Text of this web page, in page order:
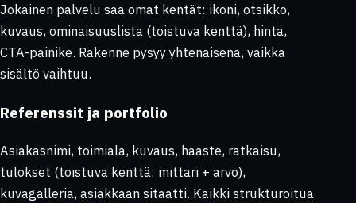
Jokainen palvelu saa omat kentät: ikoni, otsikko,
kuvaus, ominaisuuslista (toistuva kenttä), hinta,
CTA-painike. Rakenne pysyy yhtenäisenä, vaikka
sisältö vaihtuu.
Referenssit ja portfolio
Asiakasnimi, toimiala, kuvaus, haaste, ratkaisu,
tulokset (toistuva kenttä: mittari + arvo),
kuvagalleria, asiakkaan sitaatti. Kaikki strukturoitua